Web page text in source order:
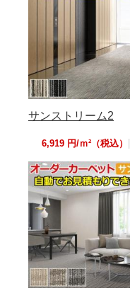
サンストリーム2
6,919 円/ｍ²（税込）